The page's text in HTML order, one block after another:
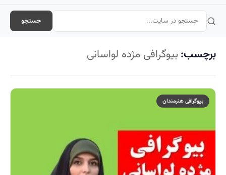
جستجو
برچسب: بیوگرافی مژده لواسانی
بیوگرافی هنرمندان